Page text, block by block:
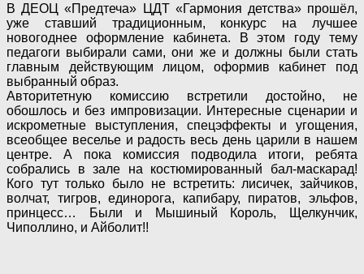
В ДЕОЦ «Предтеча» ЦДТ «Гармония детства» прошёл,
уже ставший традиционным, конкурс на лучшее
новогоднее оформление кабинета. В этом году тему
педагоги выбирали сами, они же и должны были стать
главным действующим лицом, оформив кабинет под
выбранный образ.
Авторитетную комиссию встретили достойно, не
обошлось и без импровизации. Интересные сценарии и
искрометные выступления, спецэффекты и угощения,
всеобщее веселье и радость весь день царили в нашем
центре. А пока комиссия подводила итоги, ребята
собрались в зале на костюмированный бал-маскарад!
Кого тут только было не встретить: лисичек, зайчиков,
волчат, тигров, единорога, капибару, пиратов, эльфов,
принцесс… Были и Мышиный Король, Щелкунчик,
Чиполлино, и Айболит!!